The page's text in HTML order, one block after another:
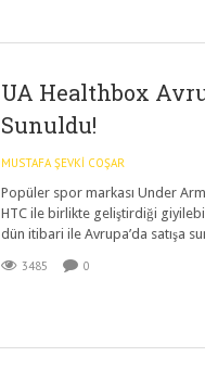
UA Healthbox
Sunuldu!
MUSTAFA ŞEVKI COŞAR
Popüler spor markası Under
HTC ile birlikte geliştirdiği
dün itibari ile Avrupa’da satışa
3485 0